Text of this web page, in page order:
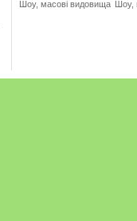
Шоу, масові видовища Шоу,